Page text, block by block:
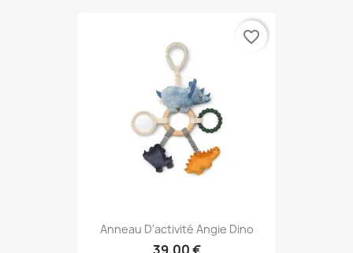
Anneau D'activité Angie Dino
favorite_border